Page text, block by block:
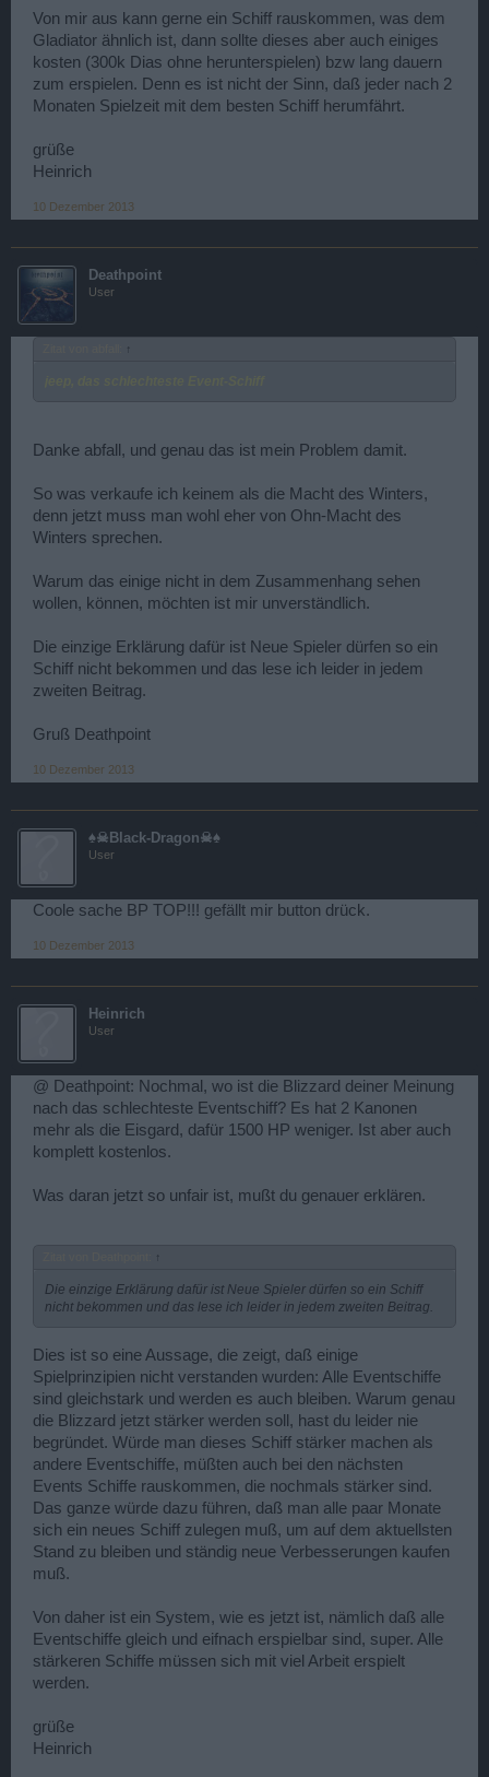
Von mir aus kann gerne ein Schiff rauskommen, was dem
Gladiator ähnlich ist, dann sollte dieses aber auch einiges
kosten (300k Dias ohne herunterspielen) bzw lang dauern
zum erspielen. Denn es ist nicht der Sinn, daß jeder nach 2
Monaten Spielzeit mit dem besten Schiff herumfährt.
grüße
Heinrich
10 Dezember 2013
Deathpoint
User
↑
Danke abfall, und genau das ist mein Problem damit.
So was verkaufe ich keinem als die Macht des Winters,
denn jetzt muss man wohl eher von Ohn-Macht des
Winters sprechen.
Warum das einige nicht in dem Zusammenhang sehen
wollen, können, möchten ist mir unverständlich.
Die einzige Erklärung dafür ist Neue Spieler dürfen so ein
Schiff nicht bekommen und das lese ich leider in jedem
zweiten Beitrag.
Gruß Deathpoint
10 Dezember 2013
♠☠Black-Dragon☠♠
User
Coole sache BP TOP!!! gefällt mir button drück.
10 Dezember 2013
Heinrich
User
@ Deathpoint: Nochmal, wo ist die Blizzard deiner Meinung
nach das schlechteste Eventschiff? Es hat 2 Kanonen
mehr als die Eisgard, dafür 1500 HP weniger. Ist aber auch
komplett kostenlos.
Was daran jetzt so unfair ist, mußt du genauer erklären.
↑
Die einzige Erklärung dafür ist Neue Spieler dürfen so ein Schiff
nicht bekommen und das lese ich leider in jedem zweiten Beitrag.
Dies ist so eine Aussage, die zeigt, daß einige
Spielprinzipien nicht verstanden wurden: Alle Eventschiffe
sind gleichstark und werden es auch bleiben. Warum genau
die Blizzard jetzt stärker werden soll, hast du leider nie
begründet. Würde man dieses Schiff stärker machen als
andere Eventschiffe, müßten auch bei den nächsten
Events Schiffe rauskommen, die nochmals stärker sind.
Das ganze würde dazu führen, daß man alle paar Monate
sich ein neues Schiff zulegen muß, um auf dem aktuellsten
Stand zu bleiben und ständig neue Verbesserungen kaufen
muß.
Von daher ist ein System, wie es jetzt ist, nämlich daß alle
Eventschiffe gleich und eifnach erspielbar sind, super. Alle
stärkeren Schiffe müssen sich mit viel Arbeit erspielt
werden.
grüße
Heinrich